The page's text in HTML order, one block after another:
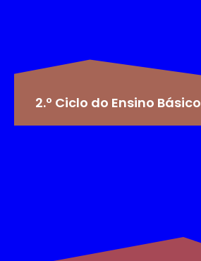
2.º Ciclo do Ensino Básico